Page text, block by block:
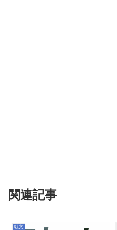
関連記事
駄文